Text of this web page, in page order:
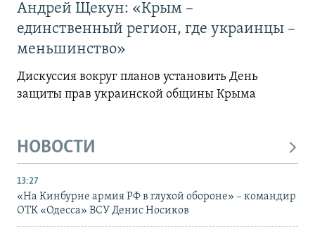
Андрей Щекун: «Крым –
единственный регион, где украинцы –
меньшинство»
Дискуссия вокруг планов установить День
защиты прав украинской общины Крыма
НОВОСТИ
13:27
«На Кинбурне армия РФ в глухой обороне» – командир
ОТК «Одесса» ВСУ Денис Носиков